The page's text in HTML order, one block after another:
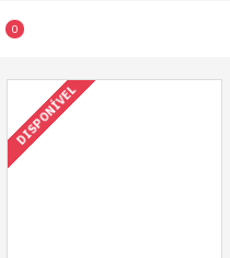
0
DISPONÍVEL